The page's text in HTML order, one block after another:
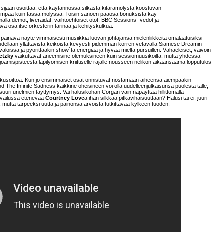
osoittaa, että käytännössä silkasta kitaramölystä koostuvan
kuin tässä mölyssä. Toisin sanoen pääosa bonuksista käy
demot, liveraidat, vaihtoehtoiset otot, BBC Sessions -vedot ja
osa itse orkesterin tarinaa ja kehityskulkua.
näyte vimmaisesti musiikkia luovan johtajansa mielenliikkeitä omalaatuisiksi
yllättävistä keikoista kevyesti pidemmän korren vetävällä Siamese Dreamin
ja pyörittääkin show´ta energiaa ja hyvää mieltä pursuillen. Vähäeleiset, vaivoin
vaikuttavat aneemisine olemuksineen kuin sessiomuusikoilta, mutta yhdessä
läpilyömisen kriittiselle rajalle nousseen nelikon aikaansaama lopputulos
Kun jo ensimmäiset osat onnistuvat nostamaan aiheensa aiempaakin
The Infinite Sadness kaikkine oheisineen voi olla uudelleenjulkaisunsa puolesta tälle,
unelmien täyttymys. Vai halusikohan Corgan vain näpäyttää hillittömällä
etenevää Courtney Lovea ihan silkkaa pitkävihaisuuttaan? Halusi tai ei, juuri
tarpeeksi uutta ja painonsa arvoista tutkittavaa kylkeen tuoden.